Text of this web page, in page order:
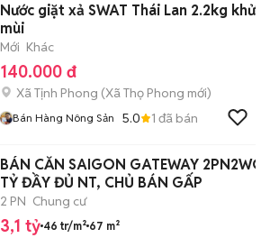
Nước giặt xả SWAT Thái Lan 2.2kg khử
mùi
Mới Khác
140.000 đ
Xã Tịnh Phong (Xã Thọ Phong mới)
Bán Hàng Nông Sản 5.0 1 đã bán
BÁN CĂN SAIGON GATEWAY 2PN2WC
TỶ ĐẦY ĐỦ NT, CHỦ BÁN GẤP
2 PN Chung cư
3,1 tỷ 46 tr/m² 67 m²